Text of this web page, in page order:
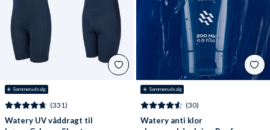
☀️ Sommerudsalg
(331)
Watery UV våddragt til
☀️ Sommerudsalg
(30)
Watery anti klor